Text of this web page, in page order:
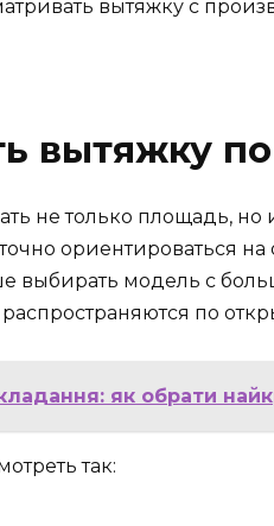
вытяжку с
вытяжку
не только площадь, но
ориентироваться
выбирать модель с
по
як обрати
так: